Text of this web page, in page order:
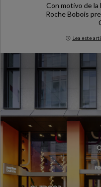
Con motivo de la
Roche Bobois
Lea este